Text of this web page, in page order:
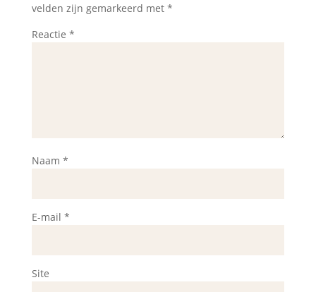
velden zijn gemarkeerd met *
Reactie *
Naam *
E-mail *
Site